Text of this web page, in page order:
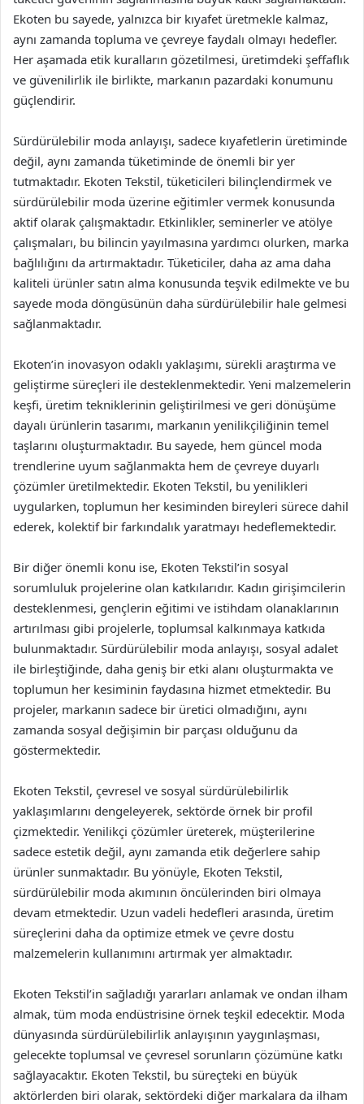
Ekoten bu sayede, yalnızca bir kıyafet üretmekle kalmaz,
aynı zamanda topluma ve çevreye faydalı olmayı hedefler.
Her aşamada etik kuralların gözetilmesi, üretimdeki şeffaflık
ve güvenilirlik ile birlikte, markanın pazardaki konumunu
güçlendirir.
Sürdürülebilir moda anlayışı, sadece kıyafetlerin üretiminde
değil, aynı zamanda tüketiminde de önemli bir yer
tutmaktadır. Ekoten Tekstil, tüketicileri bilinçlendirmek ve
sürdürülebilir moda üzerine eğitimler vermek konusunda
aktif olarak çalışmaktadır. Etkinlikler, seminerler ve atölye
çalışmaları, bu bilincin yayılmasına yardımcı olurken, marka
bağlılığını da artırmaktadır. Tüketiciler, daha az ama daha
kaliteli ürünler satın alma konusunda teşvik edilmekte ve bu
sayede moda döngüsünün daha sürdürülebilir hale gelmesi
sağlanmaktadır.
Ekoten’in inovasyon odaklı yaklaşımı, sürekli araştırma ve
geliştirme süreçleri ile desteklenmektedir. Yeni malzemelerin
keşfi, üretim tekniklerinin geliştirilmesi ve geri dönüşüme
dayalı ürünlerin tasarımı, markanın yenilikçiliğinin temel
taşlarını oluşturmaktadır. Bu sayede, hem güncel moda
trendlerine uyum sağlanmakta hem de çevreye duyarlı
çözümler üretilmektedir. Ekoten Tekstil, bu yenilikleri
uygularken, toplumun her kesiminden bireyleri sürece dahil
ederek, kolektif bir farkındalık yaratmayı hedeflemektedir.
Bir diğer önemli konu ise, Ekoten Tekstil’in sosyal
sorumluluk projelerine olan katkılarıdır. Kadın girişimcilerin
desteklenmesi, gençlerin eğitimi ve istihdam olanaklarının
artırılması gibi projelerle, toplumsal kalkınmaya katkıda
bulunmaktadır. Sürdürülebilir moda anlayışı, sosyal adalet
ile birleştiğinde, daha geniş bir etki alanı oluşturmakta ve
toplumun her kesiminin faydasına hizmet etmektedir. Bu
projeler, markanın sadece bir üretici olmadığını, aynı
zamanda sosyal değişimin bir parçası olduğunu da
göstermektedir.
Ekoten Tekstil, çevresel ve sosyal sürdürülebilirlik
yaklaşımlarını dengeleyerek, sektörde örnek bir profil
çizmektedir. Yenilikçi çözümler üreterek, müşterilerine
sadece estetik değil, aynı zamanda etik değerlere sahip
ürünler sunmaktadır. Bu yönüyle, Ekoten Tekstil,
sürdürülebilir moda akımının öncülerinden biri olmaya
devam etmektedir. Uzun vadeli hedefleri arasında, üretim
süreçlerini daha da optimize etmek ve çevre dostu
malzemelerin kullanımını artırmak yer almaktadır.
Ekoten Tekstil’in sağladığı yararları anlamak ve ondan ilham
almak, tüm moda endüstrisine örnek teşkil edecektir. Moda
dünyasında sürdürülebilirlik anlayışının yaygınlaşması,
gelecekte toplumsal ve çevresel sorunların çözümüne katkı
sağlayacaktır. Ekoten Tekstil, bu süreçteki en büyük
aktörlerden biri olarak, sektördeki diğer markalara da ilham